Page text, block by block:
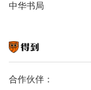
中华书局
合作伙伴：